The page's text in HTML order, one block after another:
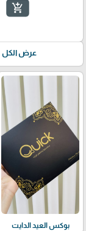
add_shopping_cart
عرض الكل
بوكس العيد الدايت